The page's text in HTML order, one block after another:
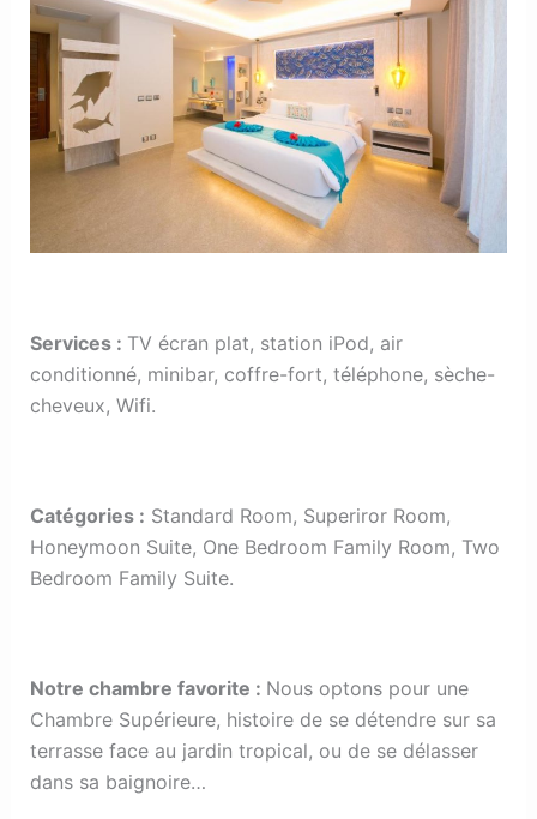
Services : TV écran plat, station iPod, air
conditionné, minibar, coffre-fort, téléphone, sèche-
cheveux, Wifi.
Catégories : Standard Room, Superiror Room,
Honeymoon Suite, One Bedroom Family Room, Two
Bedroom Family Suite.
Notre chambre favorite : Nous optons pour une
Chambre Supérieure, histoire de se détendre sur sa
terrasse face au jardin tropical, ou de se délasser
dans sa baignoire…